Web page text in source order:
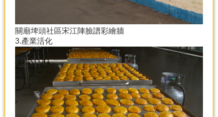
關廟埤頭社區宋江陣臉譜彩繪牆
3.產業活化